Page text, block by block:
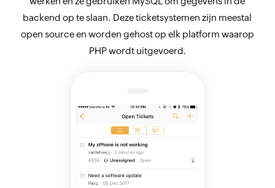
backend op te slaan. Deze ticketsystemen zijn meestal
open source en worden gehost op elk platform waarop
PHP wordt uitgevoerd.